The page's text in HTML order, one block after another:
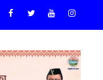
Facebook
TwiteerYoutube